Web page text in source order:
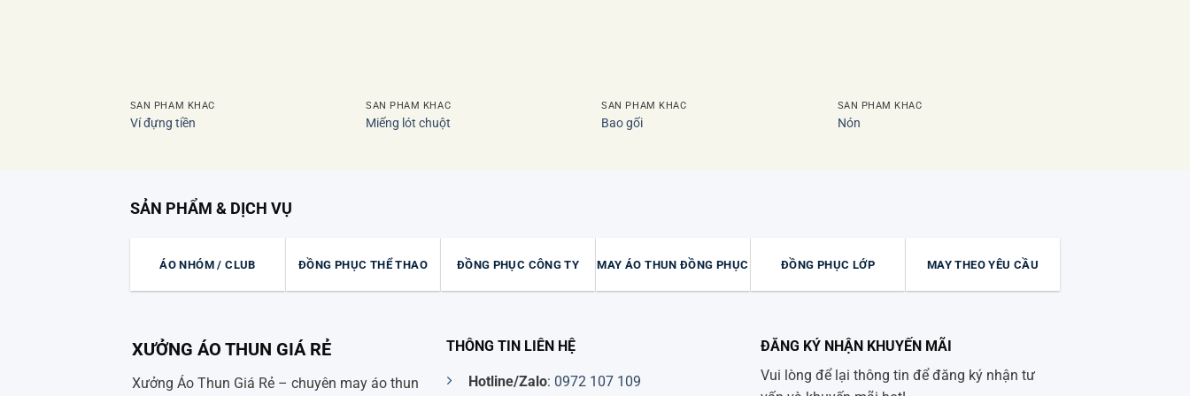
SẢN PHẨM KHÁC
Ví đựng tiền
SẢN PHẨM KHÁC
Miếng lót chuột
SẢN PHẨM KHÁC
Bao gối
SẢN PHẨM KHÁC
Nón
SẢN PHẨM & DỊCH VỤ
ÁO NHÓM / CLUB ĐỒNG PHỤC THỂ THAO ĐỒNG PHỤC CÔNG TY MAY ÁO THUN ĐỒNG PHỤC ĐỒNG PHỤC LỚP MAY THEO YÊU CẦU
XƯỞNG ÁO THUN GIÁ RẺ
Xưởng Áo Thun Giá Rẻ – chuyên may áo thun
THÔNG TIN LIÊN HỆ
Hotline/Zalo: 0972 107 109
ĐĂNG KÝ NHẬN KHUYẾN MÃI
Vui lòng để lại thông tin để đăng ký nhận tư